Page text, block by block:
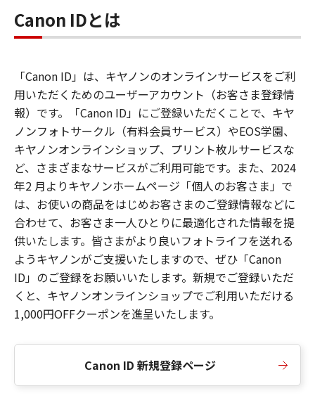
Canon IDとは
「Canon ID」は、キヤノンのオンラインサービスをご利
用いただくためのユーザーアカウント（お客さま登録情
報）です。「Canon ID」にご登録いただくことで、キヤ
ノンフォトサークル（有料会員サービス）やEOS学園、
キヤノンオンラインショップ、プリント枚ルサービスな
ど、さまざまなサービスがご利用可能です。また、2024
年2 月よりキヤノンホームページ「個人のお客さま」で
は、お使いの商品をはじめお客さまのご登録情報などに
合わせて、お客さま一人ひとりに最適化された情報を提
供いたします。皆さまがより良いフォトライフを送れる
ようキヤノンがご支援いたしますので、ぜひ「Canon
ID」のご登録をお願いいたします。新規でご登録いただ
くと、キヤノンオンラインショップでご利用いただける
1,000円OFFクーポンを進呈いたします。
Canon ID 新規登録ページ